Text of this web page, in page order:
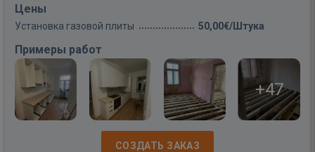
Цены
Установка газовой плиты 50,00€/Штука
Примеры работ
+47
СОЗДАТЬ ЗАКАЗ